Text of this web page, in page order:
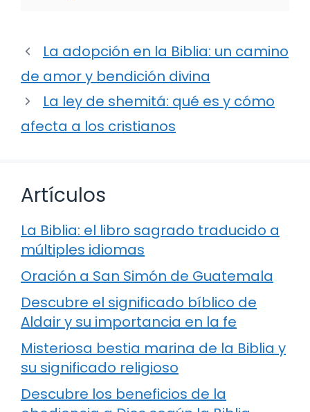
La adopción en la Biblia: un camino
de amor y bendición divina
La ley de shemitá: qué es y cómo
afecta a los cristianos
Artículos
La Biblia: el libro sagrado traducido a
múltiples idiomas
Oración a San Simón de Guatemala
Descubre el significado bíblico de
Aldair y su importancia en la fe
Misteriosa bestia marina de la Biblia y
su significado religioso
Descubre los beneficios de la